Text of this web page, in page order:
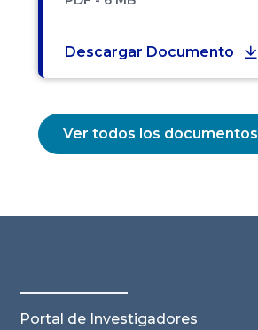
Descargar Documento
Ver todos los documentos
Portal de Investigadores